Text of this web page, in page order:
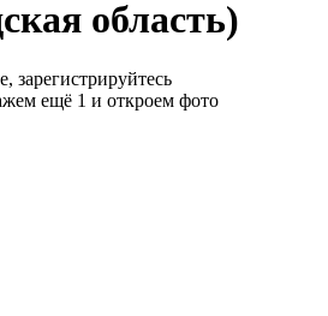
область)
зарегистрируйтесь
ещё 1 и откроем фото